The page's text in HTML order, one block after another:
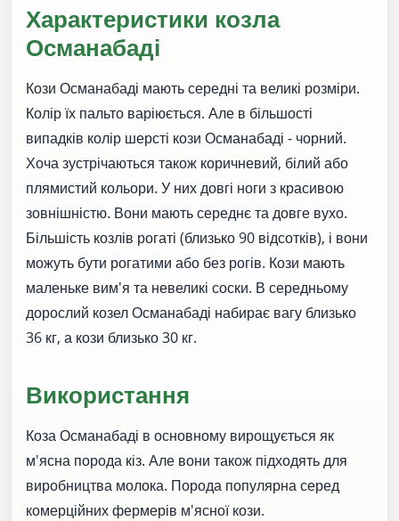
Характеристики козла
Османабаді
Кози Османабаді мають середні та великі розміри.
Колір їх пальто варіюється. Але в більшості
випадків колір шерсті кози Османабаді - чорний.
Хоча зустрічаються також коричневий, білий або
плямистий кольори. У них довгі ноги з красивою
зовнішністю. Вони мають середнє та довге вухо.
Більшість козлів рогаті (близько 90 відсотків), і вони
можуть бути рогатими або без рогів. Кози мають
маленьке вим'я та невеликі соски. В середньому
дорослий козел Османабаді набирає вагу близько
36 кг, а кози близько 30 кг.
Використання
Коза Османабаді в основному вирощується як
м'ясна порода кіз. Але вони також підходять для
виробництва молока. Порода популярна серед
комерційних фермерів м'ясної кози.